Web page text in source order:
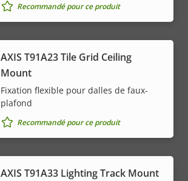
Recommandé pour ce produit
AXIS T91A23 Tile Grid Ceiling
Mount
Fixation flexible pour dalles de faux-
plafond
Recommandé pour ce produit
AXIS T91A33 Lighting Track Mount